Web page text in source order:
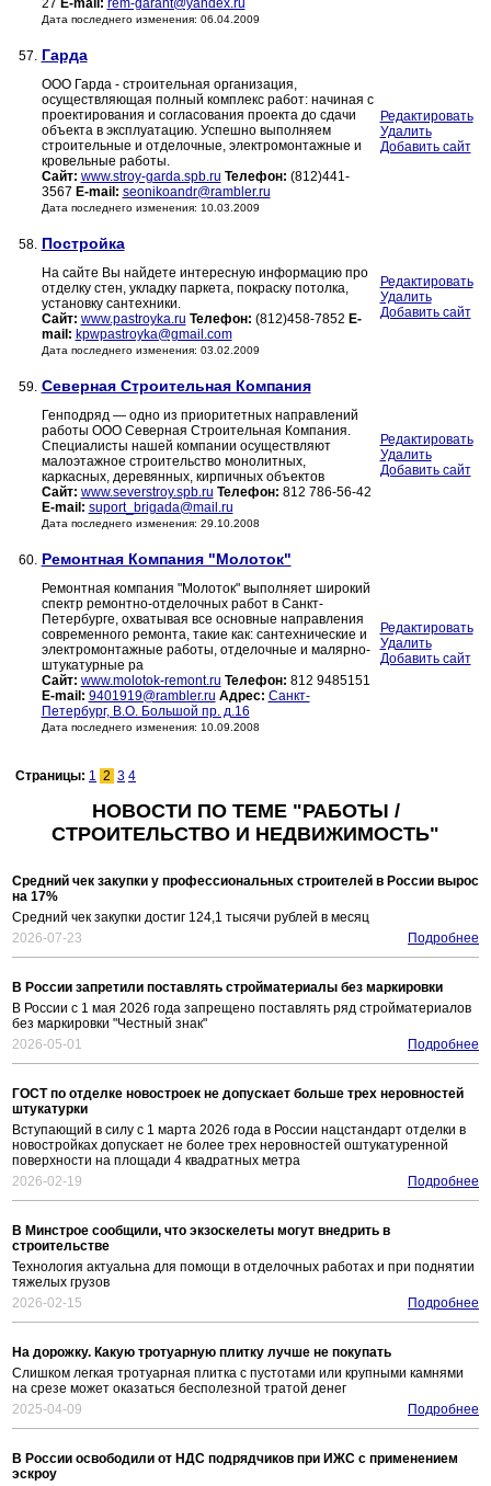
27 E-mail: rem-garant@yandex.ru
Дата последнего изменения: 06.04.2009
57. Гарда
ООО Гарда - строительная организация,
осуществляющая полный комплекс работ: начиная с
проектирования и согласования проекта до сдачи
объекта в эксплуатацию. Успешно выполняем
строительные и отделочные, электромонтажные и
кровельные работы.
Сайт: www.stroy-garda.spb.ru Телефон: (812)441-
3567 E-mail: seonikoandr@rambler.ru
Дата последнего изменения: 10.03.2009
Редактировать
Удалить
Добавить сайт
58. Постройка
На сайте Вы найдете интересную информацию про
отделку стен, укладку паркета, покраску потолка,
установку сантехники.
Сайт: www.pastroyka.ru Телефон: (812)458-7852 E-
mail: kpwpastroyka@gmail.com
Дата последнего изменения: 03.02.2009
Редактировать
Удалить
Добавить сайт
59. Северная Строительная Компания
Генподряд — одно из приоритетных направлений
работы ООО Северная Строительная Компания.
Специалисты нашей компании осуществляют
малоэтажное строительство монолитных,
каркасных, деревянных, кирпичных объектов
Сайт: www.severstroy.spb.ru Телефон: 812 786-56-42
E-mail: suport_brigada@mail.ru
Дата последнего изменения: 29.10.2008
Редактировать
Удалить
Добавить сайт
60. Ремонтная Компания "Молоток"
Ремонтная компания "Молоток" выполняет широкий
спектр ремонтно-отделочных работ в Санкт-
Петербурге, охватывая все основные направления
современного ремонта, такие как: сантехнические и
электромонтажные работы, отделочные и малярно-
штукатурные ра
Сайт: www.molotok-remont.ru Телефон: 812 9485151
E-mail: 9401919@rambler.ru Адрес: Санкт-
Петербург, В.О. Большой пр. д.16
Дата последнего изменения: 10.09.2008
Редактировать
Удалить
Добавить сайт
Страницы: 1 2 3 4
НОВОСТИ ПО ТЕМЕ "РАБОТЫ /
СТРОИТЕЛЬСТВО И НЕДВИЖИМОСТЬ"
Средний чек закупки у профессиональных строителей в России вырос
на 17%
Средний чек закупки достиг 124,1 тысячи рублей в месяц
2026-07-23
Подробнее
В России запретили поставлять стройматериалы без маркировки
В России с 1 мая 2026 года запрещено поставлять ряд стройматериалов
без маркировки "Честный знак"
2026-05-01
Подробнее
ГОСТ по отделке новостроек не допускает больше трех неровностей
штукатурки
Вступающий в силу с 1 марта 2026 года в России нацстандарт отделки в
новостройках допускает не более трех неровностей оштукатуренной
поверхности на площади 4 квадратных метра
2026-02-19
Подробнее
В Минстрое сообщили, что экзоскелеты могут внедрить в
строительстве
Технология актуальна для помощи в отделочных работах и при поднятии
тяжелых грузов
2026-02-15
Подробнее
На дорожку. Какую тротуарную плитку лучше не покупать
Слишком легкая тротуарная плитка с пустотами или крупными камнями
на срезе может оказаться бесполезной тратой денег
2025-04-09
Подробнее
В России освободили от НДС подрядчиков при ИЖС с применением
эскроу